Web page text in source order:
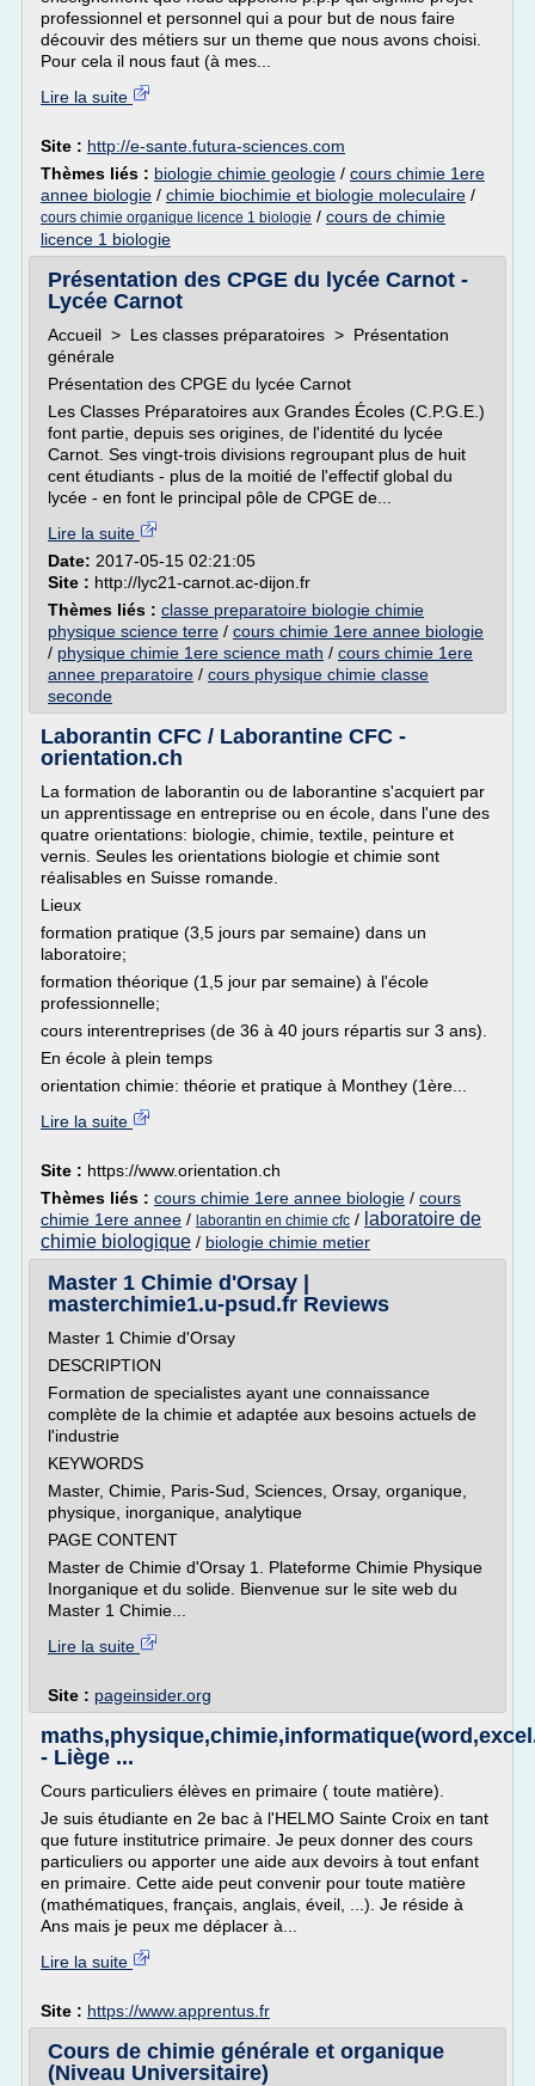
professionnel et personnel qui a pour but de nous faire
découvir des métiers sur un theme que nous avons choisi.
Pour cela il nous faut (à mes...
Lire la suite
Site : http://e-sante.futura-sciences.com
Thèmes liés : biologie chimie geologie / cours chimie 1ere
annee biologie / chimie biochimie et biologie moleculaire /
cours chimie organique licence 1 biologie / cours de chimie
licence 1 biologie
Présentation des CPGE du lycée Carnot -
Lycée Carnot
Accueil > Les classes préparatoires > Présentation
générale
Présentation des CPGE du lycée Carnot
Les Classes Préparatoires aux Grandes Écoles (C.P.G.E.)
font partie, depuis ses origines, de l'identité du lycée
Carnot. Ses vingt-trois divisions regroupant plus de huit
cent étudiants - plus de la moitié de l'effectif global du
lycée - en font le principal pôle de CPGE de...
Lire la suite
Date: 2017-05-15 02:21:05
Site : http://lyc21-carnot.ac-dijon.fr
Thèmes liés : classe preparatoire biologie chimie
physique science terre / cours chimie 1ere annee biologie
/ physique chimie 1ere science math / cours chimie 1ere
annee preparatoire / cours physique chimie classe
seconde
Laborantin CFC / Laborantine CFC -
orientation.ch
La formation de laborantin ou de laborantine s'acquiert par
un apprentissage en entreprise ou en école, dans l'une des
quatre orientations: biologie, chimie, textile, peinture et
vernis. Seules les orientations biologie et chimie sont
réalisables en Suisse romande.
Lieux
formation pratique (3,5 jours par semaine) dans un
laboratoire;
formation théorique (1,5 jour par semaine) à l'école
professionnelle;
cours interentreprises (de 36 à 40 jours répartis sur 3 ans).
En école à plein temps
orientation chimie: théorie et pratique à Monthey (1ère...
Lire la suite
Site : https://www.orientation.ch
Thèmes liés : cours chimie 1ere annee biologie / cours
chimie 1ere annee / laborantin en chimie cfc / laboratoire de
chimie biologique / biologie chimie metier
Master 1 Chimie d'Orsay |
masterchimie1.u-psud.fr Reviews
Master 1 Chimie d'Orsay
DESCRIPTION
Formation de specialistes ayant une connaissance
complète de la chimie et adaptée aux besoins actuels de
l'industrie
KEYWORDS
Master, Chimie, Paris-Sud, Sciences, Orsay, organique,
physique, inorganique, analytique
PAGE CONTENT
Master de Chimie d'Orsay 1. Plateforme Chimie Physique
Inorganique et du solide. Bienvenue sur le site web du
Master 1 Chimie...
Lire la suite
Site : pageinsider.org
- Liège ...
Cours particuliers élèves en primaire ( toute matière).
Je suis étudiante en 2e bac à l'HELMO Sainte Croix en tant
que future institutrice primaire. Je peux donner des cours
particuliers ou apporter une aide aux devoirs à tout enfant
en primaire. Cette aide peut convenir pour toute matière
(mathématiques, français, anglais, éveil, ...). Je réside à
Ans mais je peux me déplacer à...
Lire la suite
Site : https://www.apprentus.fr
Cours de chimie générale et organique
(Niveau Universitaire)